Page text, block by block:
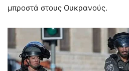
μπροστά στους Ουκρανούς.